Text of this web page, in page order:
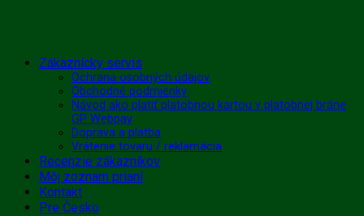
Skip
Zákaznícky servis
Ochrana osobných údajov
Obchodné podmienky
Návod ako platiť platobnou kartou v platobnej bráne
GP Webpay
Doprava a platba
Vrátenie tovaru / reklamácia
Recenzie zákazníkov
Môj zoznam prianí
Kontakt
Pre Česko